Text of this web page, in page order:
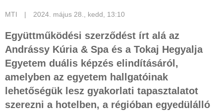
MTI 2024. május 28., kedd, 13:10
Együttműködési szerződést írt alá az
Andrássy Kúria & Spa és a Tokaj Hegyalja
Egyetem duális képzés elindításáról,
amelyben az egyetem hallgatóinak
lehetőségük lesz gyakorlati tapasztalatot
szerezni a hotelben, a régióban egyedülálló